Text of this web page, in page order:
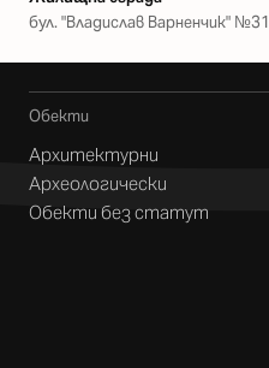
бул. "Владислав Варненчик" №31
Обекти
Архитектурни
Археологически
Обекти без статут